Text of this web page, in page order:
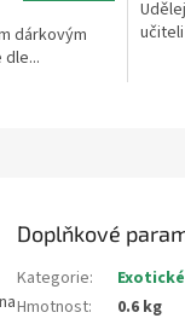
dárkovým
Doplňkové
Kategorie:
Hmotnost: 0.6 kg